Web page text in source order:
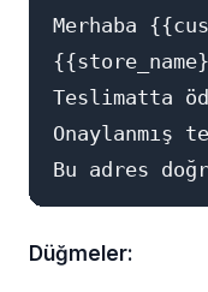
Merhaba
Teslimatta
Düğmeler: